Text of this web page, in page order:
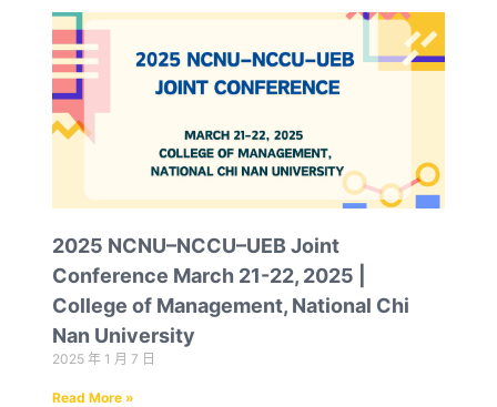
2025 NCNU–NCCU–UEB Joint
Conference March 21-22, 2025 |
College of Management, National Chi
Nan University
2025 年 1 月 7 日
Read More »